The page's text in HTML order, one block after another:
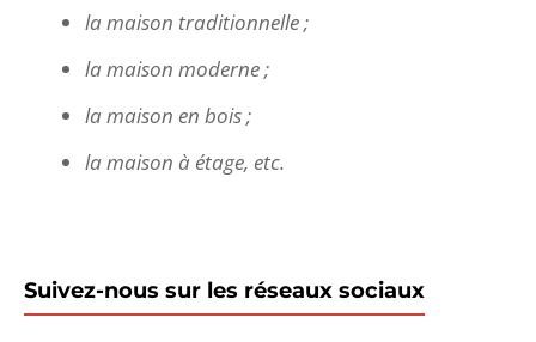
la maison traditionnelle ;
la maison moderne ;
la maison en bois ;
la maison à étage, etc.
Suivez-nous sur les réseaux sociaux